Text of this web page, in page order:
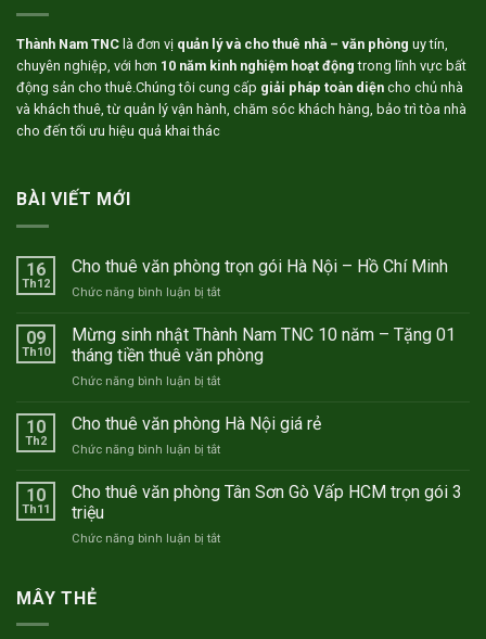
Thành Nam TNC là đơn vị quản lý và cho thuê nhà – văn phòng uy tín,
chuyên nghiệp, với hơn 10 năm kinh nghiệm hoạt động trong lĩnh vực bất
động sản cho thuê.Chúng tôi cung cấp giải pháp toàn diện cho chủ nhà
và khách thuê, từ quản lý vận hành, chăm sóc khách hàng, bảo trì tòa nhà
cho đến tối ưu hiệu quả khai thác
BÀI VIẾT MỚI
16
Th12
Cho thuê văn phòng trọn gói Hà Nội – Hồ Chí Minh
Chức năng bình luận bị tắtở
thuê
văn
phòng
trọn
Hà
–
Chí
09
Th10
Mừng sinh nhật Thành Nam TNC 10 năm – Tặng 01
tháng tiền thuê văn phòng
Chức năng bình luận bị tắtở
sinh
Thành
TNC
–
10
Th2
Cho thuê văn phòng Hà Nội giá rẻ
Chức năng bình luận bị tắtở
thuê
Hà
10
Th11
Cho thuê văn phòng Tân Sơn Gò Vấp HCM trọn gói 3
triệu
Chức năng bình luận bị tắtở
MÂY THẺ